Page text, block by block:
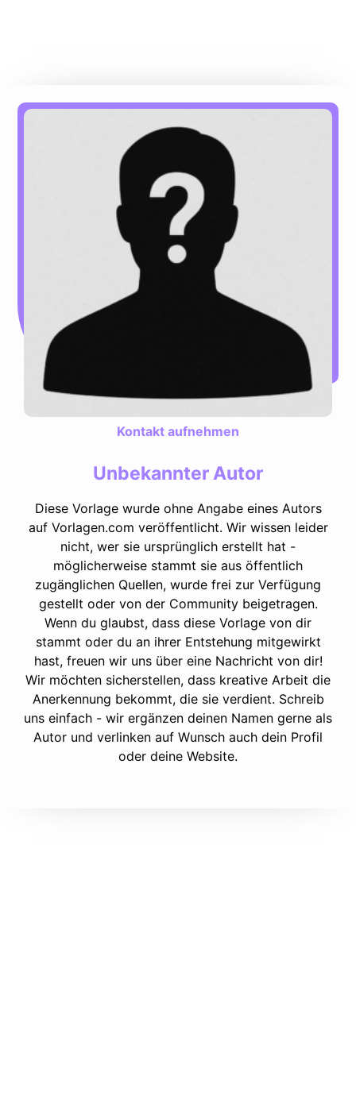
Kontakt aufnehmen
Unbekannter Autor
Diese Vorlage wurde ohne Angabe eines Autors
auf Vorlagen.com veröffentlicht. Wir wissen leider
nicht, wer sie ursprünglich erstellt hat -
möglicherweise stammt sie aus öffentlich
zugänglichen Quellen, wurde frei zur Verfügung
gestellt oder von der Community beigetragen.
Wenn du glaubst, dass diese Vorlage von dir
stammt oder du an ihrer Entstehung mitgewirkt
hast, freuen wir uns über eine Nachricht von dir!
Wir möchten sicherstellen, dass kreative Arbeit die
Anerkennung bekommt, die sie verdient. Schreib
uns einfach - wir ergänzen deinen Namen gerne als
Autor und verlinken auf Wunsch auch dein Profil
oder deine Website.